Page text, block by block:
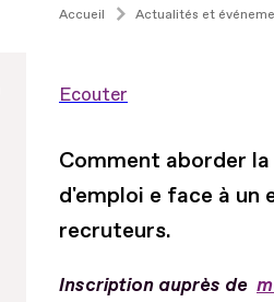
Accueil Actualités et
Ecouter
Comment aborder
d'emploi e face à un
recruteurs.
Inscription auprès de